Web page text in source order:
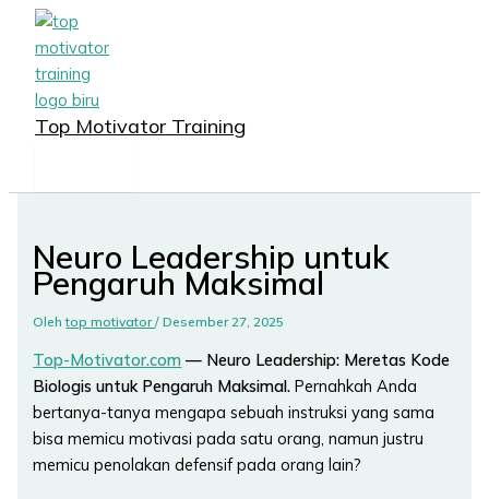
Lewati
konten
Top Motivator Training
MENU
Neuro Leadership untuk
Pengaruh Maksimal
Olehtop motivator/Desember 27, 2025
Top-Motivator.com — Neuro Leadership: Meretas Kode
Biologis untuk Pengaruh Maksimal.Pernahkah Anda
bertanya-tanya mengapa sebuah instruksi yang sama
bisa memicu motivasi pada satu orang, namun justru
memicu penolakan defensif pada orang lain?